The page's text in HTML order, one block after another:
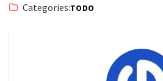
Categories:TODO